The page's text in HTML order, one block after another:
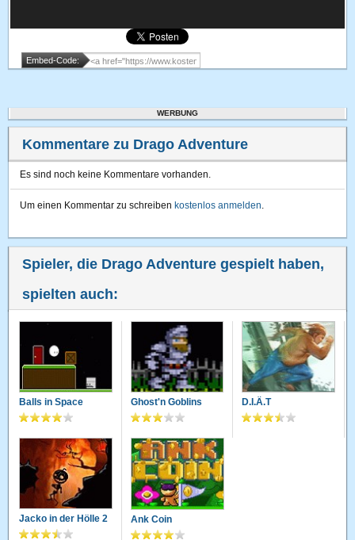
Embed-Code:
WERBUNG
Kommentare zu Drago Adventure
Es sind noch keine Kommentare vorhanden.
Um einen Kommentar zu schreiben kostenlos anmelden.
Spieler, die Drago Adventure gespielt haben,
spielten auch:
Balls in Space Ghost'n Goblins D.I.Ä.T
Jacko in der Hölle 2 Ank Coin